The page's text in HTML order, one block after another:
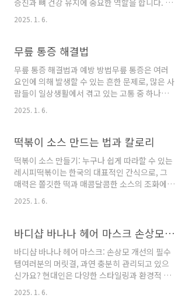
증진과 뼈 건강 유지에 중요한 역할을 합니다. 특
히 현대인들은 실내 활동이 많아 햇빛 노출이 줄
어들기 때문에 비타민 D 결핍에 쉽게 노출될 수
다 복용 시 발생할 수 있는 부작용, 그리고 올바른
장량비타민 D의 일일 섭취 권장량은 나이와 건강
상태에 따라 다를 수 있습니다. 일반적으로 건강
한 성인의 경우 하루 600~800 IU(국제 단위)가
적당하며, 특히 70세 이상의 고령자나 골다공증
서는 혈중 농도를 확인하는 것이 ..
2025. 1. 6.
무릎 통증 해결법
무릎 통증 해결법과 예방 방법무릎 통증은 여러
요인에 의해 발생할 수 있는 흔한 문제로, 많은 사
람들이 일상생활에서 겪고 있는 고통 중 하나입
니다. 이 글에서는 무릎 통증의 원인과 통증을 완
화하는 다양한 방법에 대해 알아보도록 하겠습니
조절, 식습관 개선, 그리고 충분한 휴식이 필요합
는 데는 여러 가지 원인이 있습니다. 다음은 가장
일반적인 원인들입니다:체중 증가: 과체중은 무
릎에 가해지는 하중을 증가시켜 통증을 유발할
수 있습니다. 예를 들어, 체중이 5% 증가할 경우
격에 의해 무릎 부상이 발생할 수 있습니다.노화:
2025. 1. 6.
떡볶이 소스 만드는 법과 칼로리
떡볶이 소스 만들기: 누구나 쉽게 따라할 수 있는
레시피떡볶이는 한국의 대표적인 간식으로, 그
매력은 쫄깃한 떡과 매콤달콤한 소스의 조화에
있습니다. 오늘은 떡볶이 소스를 만드는 법을 소
개해 드리겠습니다. 이 레시피는 집에서도 쉽게
수 있습니다. 또한, 다양한 재료와 양념 비율을 조
정하여 개인의 입맛에 맞출 수 있는 점도 매력입
니다.떡볶이 소스 재료떡볶이 떡 400g어묵 1봉
지 (약 6장)양배추 1/4통대파 1대고추장 3큰술
고춧가루 3큰술진간장 4큰술설탕 4큰술올리고
당 1큰술물 500ml소스 만들기 단계별 가이드이
2025. 1. 6.
바디샵 바나나 헤어 마스크 손상모 개선 효과
바디샵 바나나 헤어 마스크: 손상모 개선의 필수
템여러분의 머릿결, 과연 충분히 관리되고 있으
신가요? 현대인은 다양한 스타일링과 환경적 요
우가 많습니다. 이럴 때 도움이 되는 제품이 바로
2025. 1. 6.